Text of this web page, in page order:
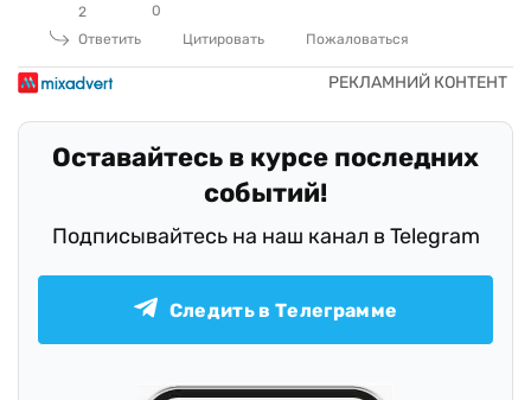
2
0
Ответить
Цитировать Пожаловаться
Оставайтесь в курсе последних
событий!
Подписывайтесь на наш канал в Telegram
Следить в Телеграмме